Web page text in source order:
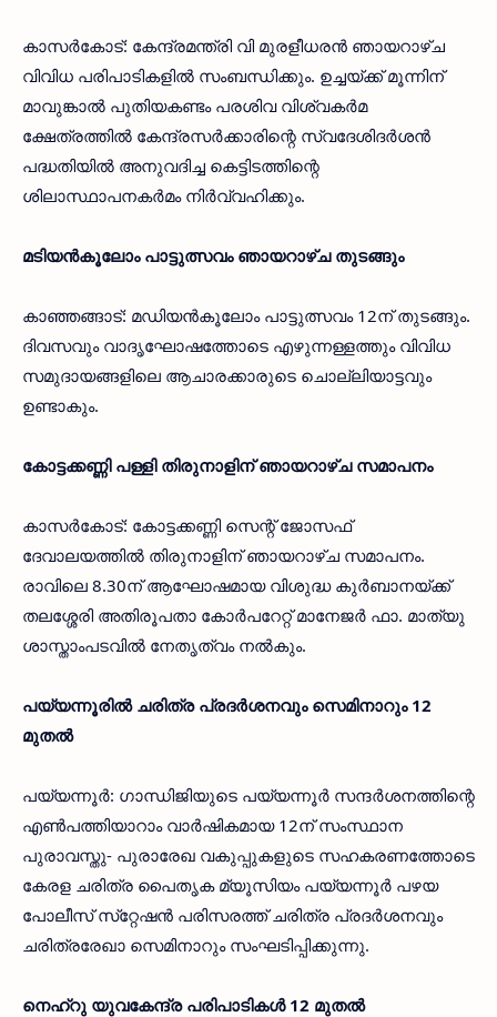
കാസര്‍കോട്: കേന്ദ്രമന്ത്രി വി മുരളീധരന്‍ ഞായറാഴ്ച
വിവിധ പരിപാടികളില്‍ സംബന്ധിക്കും. ഉച്ചയ്ക്ക് മൂന്നിന്
മാവുങ്കാല്‍ പുതിയകണ്ടം പരശിവ വിശ്വകര്‍മ
ക്ഷേത്രത്തില്‍ കേന്ദ്രസര്‍ക്കാരിന്റെ സ്വദേശിദര്‍ശന്‍
പദ്ധതിയില്‍ അനുവദിച്ച കെട്ടിടത്തിന്റെ
ശിലാസ്ഥാപനകര്‍മം നിര്‍വ്വഹിക്കും.
മടിയന്‍കൂലോം പാട്ടുത്സവം ഞായറാഴ്ച തുടങ്ങും
കാഞ്ഞങ്ങാട്: മഡിയന്‍കൂലോം പാട്ടുത്സവം 12ന് തുടങ്ങും.
ദിവസവും വാദൃഘോഷത്തോടെ എഴുന്നള്ളത്തും വിവിധ
സമുദായങ്ങളിലെ ആചാരക്കാരുടെ ചൊല്ലിയാട്ടവും
ഉണ്ടാകും.
കോട്ടക്കണ്ണി പള്ളി തിരുനാളിന് ഞായറാഴ്ച സമാപനം
കാസര്‍കോട്: കോട്ടക്കണ്ണി സെന്റ് ജോസഫ്
ദേവാലയത്തില്‍ തിരുനാളിന് ഞായറാഴ്ച സമാപനം.
രാവിലെ 8.30ന് ആഘോഷമായ വിശുദ്ധ കുര്‍ബാനയ്ക്ക്
തലശ്ശേരി അതിരൂപതാ കോര്‍പറേറ്റ് മാനേജര്‍ ഫാ. മാത്യു
ശാസ്താംപടവില്‍ നേതൃത്വം നല്‍കും.
പയ്യന്നൂരില്‍ ചരിത്ര പ്രദര്‍ശനവും സെമിനാറും 12
മുതല്‍
പയ്യന്നൂര്‍: ഗാന്ധിജിയുടെ പയ്യന്നൂര്‍ സന്ദര്‍ശനത്തിന്റെ
എണ്‍പത്തിയാറാം വാര്‍ഷികമായ 12ന് സംസ്ഥാന
പുരാവസ്തു- പുരാരേഖ വകുപ്പുകളുടെ സഹകരണത്തോടെ
കേരള ചരിത്ര പൈതൃക മ്യൂസിയം പയ്യന്നൂര്‍ പഴയ
പോലീസ് സ്‌റ്റേഷന്‍ പരിസരത്ത് ചരിത്ര പ്രദര്‍ശനവും
ചരിത്രരേഖാ സെമിനാറും സംഘടിപ്പിക്കുന്നു.
നെഹ്‌റു യുവകേന്ദ്ര പരിപാടികള്‍ 12 മുതല്‍